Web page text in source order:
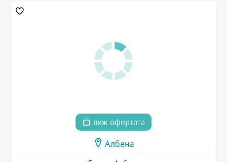
виж офертата
Албена